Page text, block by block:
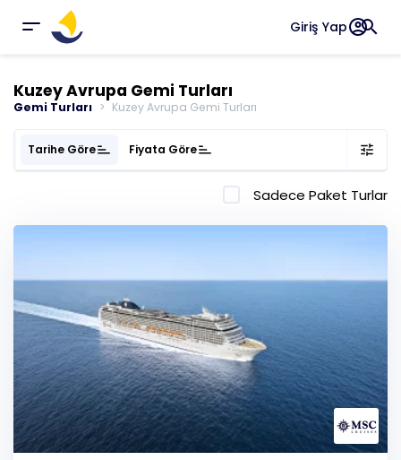
Giriş Yapaccount_circlesearch
Kuzey Avrupa Gemi Turları
Gemi Turları Kuzey Avrupa Gemi Turları
Tarihe Göresort Fiyata Göresort tune
Sadece Paket Turlar